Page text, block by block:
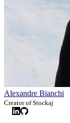
Alexandre Bianchi
Creator of Stockaj